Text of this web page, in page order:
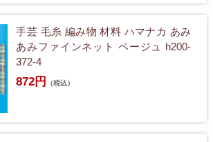
手芸 毛糸 編み物 材料 ハマナカ あみ
あみファインネット ベージュ h200-
372-4
872円 （税込）